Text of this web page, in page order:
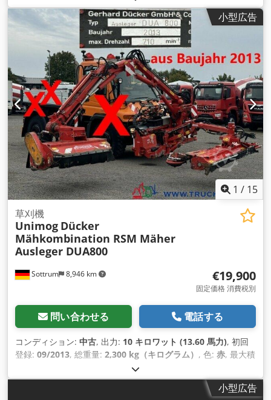
小型広告
1 / 15
Sottrum 8,946 km
草刈機
Unimog Dücker
Mähkombination RSM Mäher
Ausleger DUA800
€19,900
固定価格 消費税別
問い合わせる 電話する
コンディション: 中古, 出力: 10 キロワット (13.60 馬力), 初回
登録: 09/2013, 総重量: 2,300 kg（キログラム） , 色: 赤, 最大積
5,000 kg（キログラム）
の他, 排出クラス:なし, 製造年:2013,
小型広告